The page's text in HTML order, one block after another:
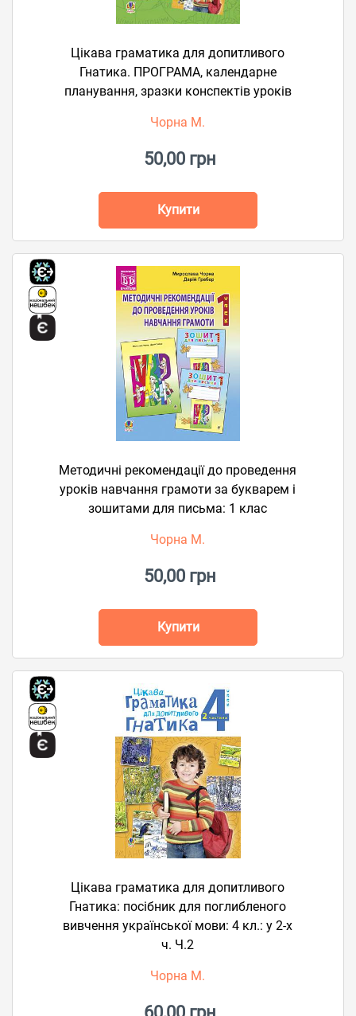
Цікава граматика для допитливого
Гнатика. ПРОГРАМА, календарне
планування, зразки конспектів уроків
Чорна М.
50,00 грн
Купити
Методичні рекомендації до проведення
уроків навчання грамоти за букварем і
зошитами для письма: 1 клас
Чорна М.
50,00 грн
Купити
Цікава граматика для допитливого
Гнатика: посібник для поглибленого
вивчення української мови: 4 кл.: у 2-х
ч. Ч.2
Чорна М.